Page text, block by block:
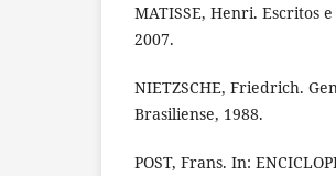
MATISSE, Henri. Escritos
2007.
NIETZSCHE, Friedrich.
Brasiliense, 1988.
POST, Frans. In: